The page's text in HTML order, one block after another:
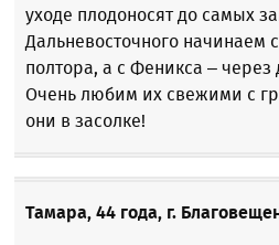
уходе плодоносят до самых
Дальневосточного начинаем
полтора, а с Феникса – через
Очень любим их свежими с
они в засолке!
Тамара, 44 года, г.